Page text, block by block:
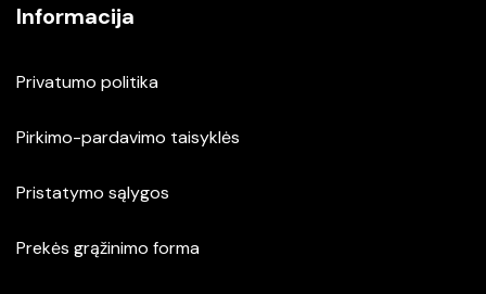
Informacija
Privatumo politika
Pirkimo-pardavimo taisyklės
Pristatymo sąlygos
Prekės grąžinimo forma